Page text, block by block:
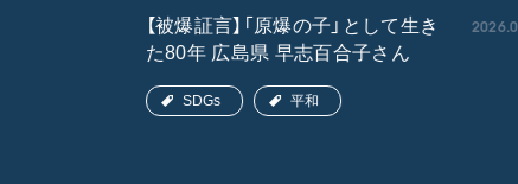
【被爆証言】「原爆の子」として生き
た80年 広島県 早志百合子さん
SDGs 平和